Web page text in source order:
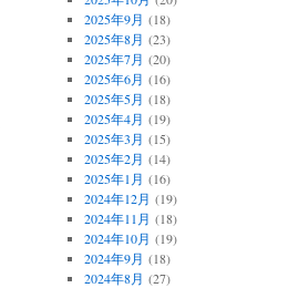
2025年9月 (18)
2025年8月 (23)
2025年7月 (20)
2025年6月 (16)
2025年5月 (18)
2025年4月 (19)
2025年3月 (15)
2025年2月 (14)
2025年1月 (16)
2024年12月 (19)
2024年11月 (18)
2024年10月 (19)
2024年9月 (18)
2024年8月 (27)